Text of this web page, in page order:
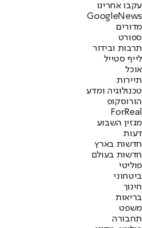
עקבו אחרינו
Googl eNews
מדורים
ספורט
תרבות ובידור
לייף סטייל
אוכל
תיירות
טכנולוגיה ומדע
הורוסקופ
ForReal
מגזין השבוע
דעות
חדשות בארץ
חדשות בעולם
פוליטי
ביטחוני
חינוך
בריאות
משפט
תחבורה